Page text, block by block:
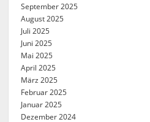
September 2025
August 2025
Juli 2025
Juni 2025
Mai 2025
April 2025
März 2025
Februar 2025
Januar 2025
Dezember 2024